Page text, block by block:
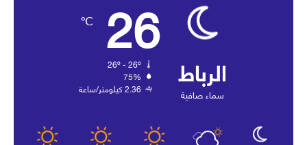
الرباط
سماء صافية
26
℃
75%
2.36 كيلومتر/ساعة